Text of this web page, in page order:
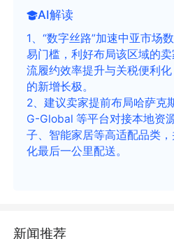
AI解读
1、“数字丝路”加速中亚市场
易门槛，利好布局该区域的
流履约效率提升与关税便利
的新增长极。
2、建议卖家提前布局哈萨克
G-Global 等平台对接本地资
子、智能家居等高适配品类
化最后一公里配送。
新闻推荐